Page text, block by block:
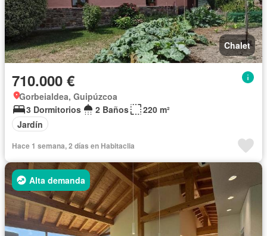
Chalet
710.000 €
Gorbeialdea, Guipúzcoa
3 Dormitorios
2 Baños
220 m²
Jardín
Hace 1 semana, 2 días en Habitaclia
Alta demanda